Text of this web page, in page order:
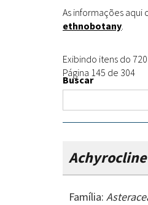
As informações aqui
ethnobotany.
Exibindo itens do
Página 145 de 304
Buscar
Família: